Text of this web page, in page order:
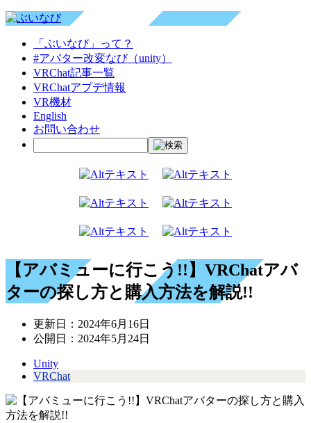
「ぶいなび」って？
#アバター改変なび（unity）
VRChat記事一覧
VRChatアプデ情報
VR機材
English
お問い合わせ
【アバミューに行こう!!】VRChatアバ
ターの探し方と購入方法を解説!!
更新日： 2024年6月16日
公開日： 2024年5月24日
Unity
VRChat